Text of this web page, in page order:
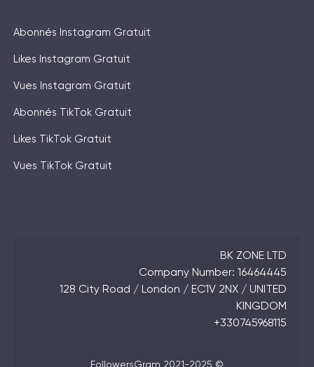
Abonnés Instagram Gratuit
Likes Instagram Gratuit
Vues Instagram Gratuit
Abonnés TikTok Gratuit
Likes TikTok Gratuit
Vues TikTok Gratuit
FollowersGram 2021-2025 ©
BK ZONE LTD
Company Number: 16464445
128 City Road / London / EC1V 2NX / UNITED
KINGDOM
+330745968115